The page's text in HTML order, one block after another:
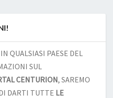
QUALSIASI PAESE DEL
SUL
CENTURION, SAREMO
DARTI TUTTE LE